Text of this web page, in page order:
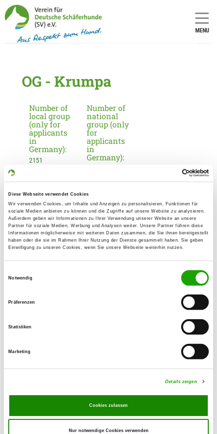
Diese Webseite verwendet Cookies
Wir verwenden Cookies, um Inhalte und Anzeigen zu personalisieren, Funktionen für
soziale Medien anbieten zu können und die Zugriffe auf unsere Website zu analysieren.
Außerdem geben wir Informationen zu Ihrer Verwendung unserer Website an unsere
Partner für soziale Medien, Werbung und Analysen weiter. Unsere Partner führen diese
Informationen möglicherweise mit weiteren Daten zusammen, die Sie ihnen bereitgestellt
haben oder die sie im Rahmen Ihrer Nutzung der Dienste gesammelt haben. Sie geben
Einwilligung zu unseren Cookies, wenn Sie unsere Webseite weiterhin nutzen.
Notwendig
Präferenzen
Statistiken
Marketing
Details zeigen
Cookies zulassen
Nur notwendige Cookies verwenden
MENU
OG - Krumpa
Number of
local group
(only for
applicants
in
Germany):
2151
Number of
national
group (only
for
applicants
in
Germany):
Information about the local group
Contact:
Lars Heft
Hüttenwende 16
06249 Mücheln
Handy:
01741749781
Wednesday
Saturday 14:00 h - 20:00 h
17:00 h - 20:00 h